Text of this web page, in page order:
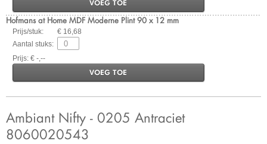
VOEG TOE
Hofmans at Home MDF Moderne Plint 90 x 12 mm
Prijs/stuk:
€ 16,68
Aantal stuks:
Prijs: € -,--
VOEG TOE
Ambiant Nifty - 0205 Antraciet
8060020543